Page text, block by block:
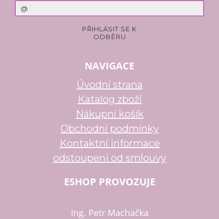
NAVIGACE
Úvodní strana
Katalog zboží
Nákupní košík
Obchodní podmínky
Kontaktní informace
odstoupeni od smlouvy
ESHOP PROVOZUJE
Ing. Petr Machačka